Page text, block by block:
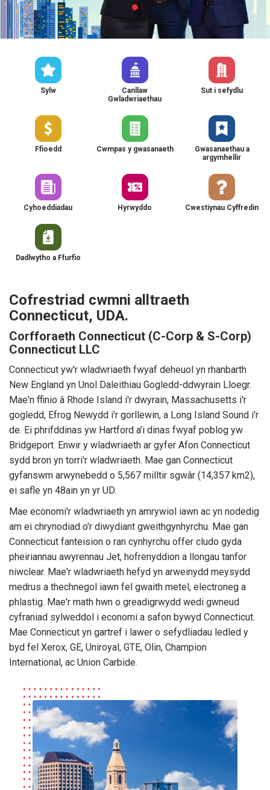
Sylw
Canllaw
Gwladwriaethau
Sut i sefydlu
Ffioedd Cwmpas y gwasanaeth
Gwasanaethau a
argymhellir
Cyhoeddiadau Hyrwyddo Cwestiynau Cyffredin
Dadlwytho a Ffurfio
Cofrestriad cwmni alltraeth
Connecticut, UDA.
Corfforaeth Connecticut (C-Corp & S-Corp)
Connecticut LLC
Connecticut yw'r wladwriaeth fwyaf deheuol yn rhanbarth
New England yn Unol Daleithiau Gogledd-ddwyrain Lloegr.
Mae'n ffinio â Rhode Island i'r dwyrain, Massachusetts i'r
gogledd, Efrog Newydd i'r gorllewin, a Long Island Sound i'r
de. Ei phrifddinas yw Hartford a'i dinas fwyaf poblog yw
Bridgeport. Enwir y wladwriaeth ar gyfer Afon Connecticut
sydd bron yn torri'r wladwriaeth. Mae gan Connecticut
gyfanswm arwynebedd o 5,567 milltir sgwâr (14,357 km2),
ei safle yn 48ain yn yr UD.
Mae economi'r wladwriaeth yn amrywiol iawn ac yn nodedig
am ei chrynodiad o'r diwydiant gweithgynhyrchu. Mae gan
Connecticut fanteision o ran cynhyrchu offer cludo gyda
pheiriannau awyrennau Jet, hofrenyddion a llongau tanfor
niwclear. Mae'r wladwriaeth hefyd yn arweinydd meysydd
medrus a thechnegol iawn fel gwaith metel, electroneg a
phlastig. Mae'r math hwn o greadigrwydd wedi gwneud
cyfraniad sylweddol i economi a safon bywyd Connecticut.
Mae Connecticut yn gartref i lawer o sefydliadau ledled y
byd fel Xerox, GE, Uniroyal, GTE, Olin, Champion
International, ac Union Carbide.